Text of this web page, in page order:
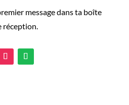
message dans ta boîte
réception.